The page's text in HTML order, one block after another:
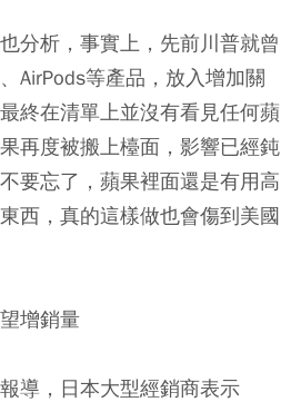
分析，事實上，先前川普就曾
AirPods等產品，放入增加關
終在清單上並沒有看見任何蘋
再度被搬上檯面，影響已經鈍
要忘了，蘋果裡面還是有用高
西，真的這樣做也會傷到美國
增銷量
導，日本大型經銷商表示